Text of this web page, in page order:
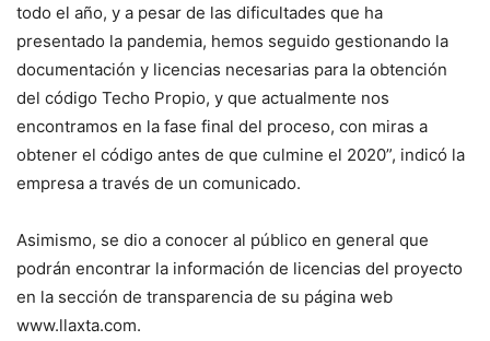
todo el año, y a pesar de las dificultades que ha
presentado la pandemia, hemos seguido gestionando la
documentación y licencias necesarias para la obtención
del código Techo Propio, y que actualmente nos
encontramos en la fase final del proceso, con miras a
obtener el código antes de que culmine el 2020”, indicó la
empresa a través de un comunicado.
Asimismo, se dio a conocer al público en general que
podrán encontrar la información de licencias del proyecto
en la sección de transparencia de su página web
www.llaxta.com.